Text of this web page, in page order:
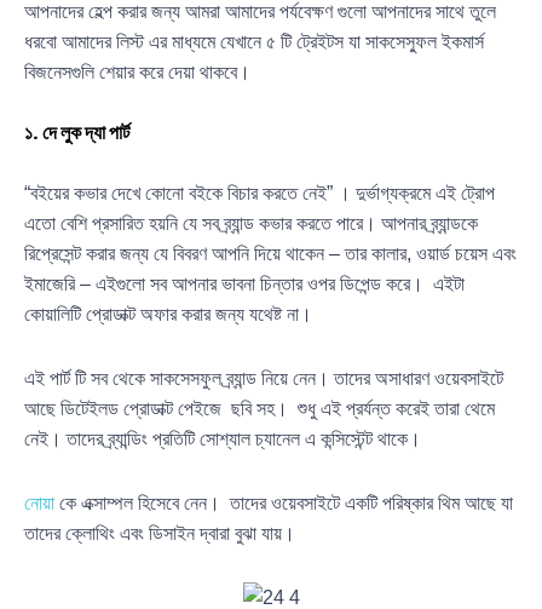
আপনাদের হেল্প করার জন্য আমরা আমাদের পর্যবেক্ষণ গুলো আপনাদের সাথে তুলে
ধরবো আমাদের লিস্ট এর মাধ্যমে যেখানে ৫ টি ট্রেইটস যা সাকসেস্ফুল ইকমার্স
বিজনেসগুলি শেয়ার করে দেয়া থাকবে।
১. দে লুক দ্যা পার্ট
“বইয়ের কভার দেখে কোনো বইকে বিচার করতে নেই” । দুর্ভাগ্যক্রমে এই ট্রোপ
এতো বেশি প্রসারিত হয়নি যে সব ব্র্যান্ড কভার করতে পারে। আপনার ব্র্যান্ডকে
রিপ্রেসেন্ট করার জন্য যে বিবরণ আপনি দিয়ে থাকেন – তার কালার, ওয়ার্ড চয়েস এবং
ইমাজেরি – এইগুলো সব আপনার ভাবনা চিন্তার ওপর ডিপেন্ড করে। এইটা
কোয়ালিটি প্রোডাক্ট অফার করার জন্য যথেষ্ট না।
এই পার্ট টি সব থেকে সাকসেসফুল ব্র্যান্ড নিয়ে নেন। তাদের অসাধারণ ওয়েবসাইটে
আছে ডিটেইলড প্রোডাক্ট পেইজে ছবি সহ। শুধু এই প্রর্যন্ত করেই তারা থেমে
নেই। তাদের ব্র্যান্ডিং প্রতিটি সোশ্যাল চ্যানেল এ কন্সিস্টেন্ট থাকে।
নোয়া কে এক্সাম্পল হিসেবে নেন। তাদের ওয়েবসাইটে একটি পরিষ্কার থিম আছে যা
তাদের ক্লোথিং এবং ডিসাইন দ্বারা বুঝা যায়।